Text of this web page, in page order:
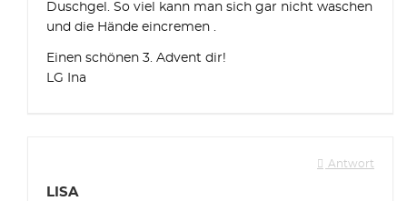
Duschgel. So viel kann man sich gar nicht waschen
und die Hände eincremen .
Einen schönen 3. Advent dir!
LG Ina
Antwort
LISA